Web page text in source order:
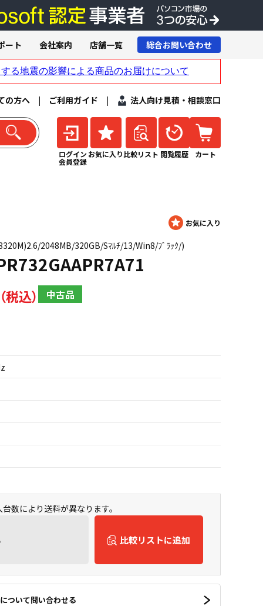
の方へ | ご利用ガイド | 法人向け見積・相談窓口
ログイン
会員登録
お気に入り 比較リスト 閲覧履歴 カート
ート 会社案内 店舗一覧 総合お問い合わせ
2048MB/320GB/Sﾏﾙﾁ/13/Win8/ﾌﾞﾗｯｸ/)
中古品
により送料が異なります。
比較リストに追加
ついて問い合わせる